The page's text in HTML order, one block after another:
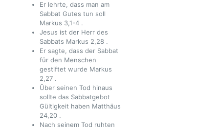
Er lehrte, dass man am
Sabbat Gutes tun soll
Markus 3,1-4 .
Jesus ist der Herr des
Sabbats Markus 2,28 .
Er sagte, dass der Sabbat
für den Menschen
gestiftet wurde Markus
2,27 .
Über seinen Tod hinaus
sollte das Sabbatgebot
Gültigkeit haben Matthäus
24,20 .
Nach seinem Tod ruhten